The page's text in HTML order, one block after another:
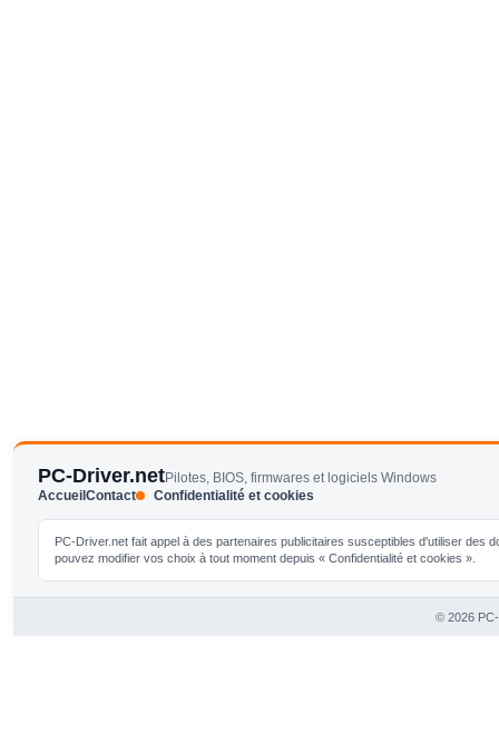
PC-Driver.netPilotes, BIOS, firmwares et logiciels Windows
AccueilContact Confidentialité et cookies
PC-Driver.net fait appel à des partenaires publicitaires susceptibles d'utiliser
pouvez modifier vos choix à tout moment depuis « Confidentialité et cookies ».
© 2026